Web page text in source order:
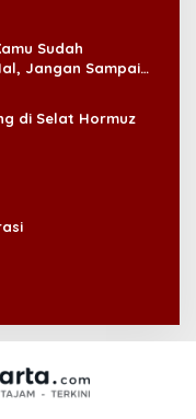
Sudah
Jangan Sampai
di Selat Hormuz